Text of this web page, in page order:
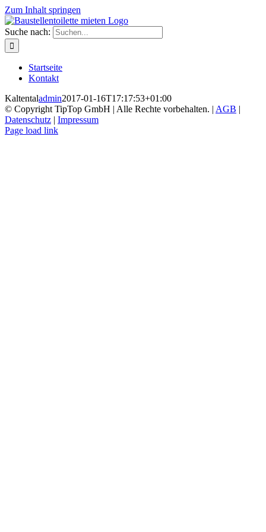
Zum Inhalt springen
Suche nach:
Startseite
Kontakt
Kaltentaladmin2017-01-16T17:17:53+01:00
© Copyright TipTop GmbH | Alle Rechte vorbehalten. | AGB |
Datenschutz | Impressum
Page load link